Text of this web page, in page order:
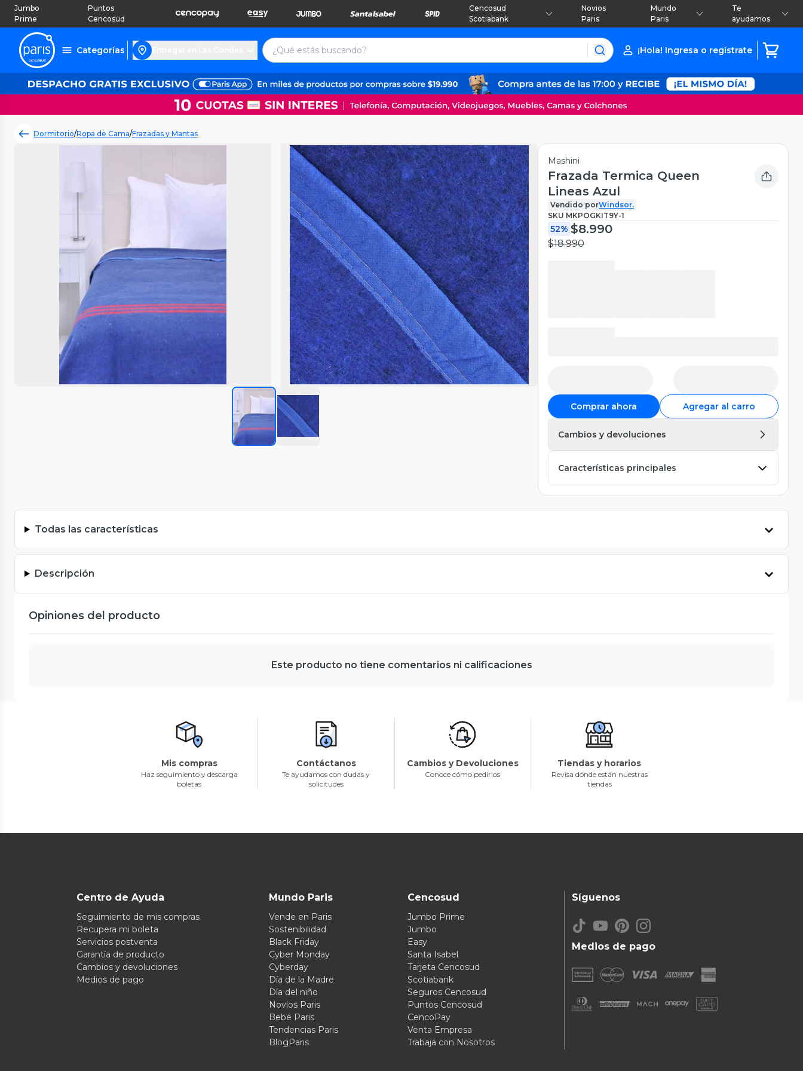
Jumbo
Prime
Puntos
Cencosud
Cencosud
Scotiabank
Novios
Paris
Mundo
Paris
Te
ayudamos
Categorías ¡Hola! Ingresa o regístrate
Dormitorio/Ropa de Cama/Frazadas y Mantas
Mashini
Frazada Termica Queen
Lineas Azul
Vendido porWindsor.
SKU MKPOGKIT9Y-1
52% $8.990
$18.990
Comprar ahora Agregar al carro
Cambios y devoluciones
Características principales
Todas las características
Descripción
Opiniones del producto
Este producto no tiene comentarios ni calificaciones
Mis compras
Haz seguimiento y descarga
boletas
Contáctanos
Te ayudamos con dudas y
solicitudes
Cambios y Devoluciones
Conoce cómo pedirlos
Tiendas y horarios
Revisa dónde están nuestras
tiendas
Centro de Ayuda
Seguimiento de mis compras
Recupera mi boleta
Servicios postventa
Garantía de producto
Cambios y devoluciones
Medios de pago
Mundo Paris
Vende en Paris
Sostenibilidad
Black Friday
Cyber Monday
Cyberday
Día de la Madre
Día del niño
Novios Paris
Bebé Paris
Tendencias Paris
BlogParis
Cencosud
Jumbo Prime
Jumbo
Easy
Santa Isabel
Tarjeta Cencosud
Scotiabank
Seguros Cencosud
Puntos Cencosud
CencoPay
Venta Empresa
Trabaja con Nosotros
Medios de pago
Síguenos